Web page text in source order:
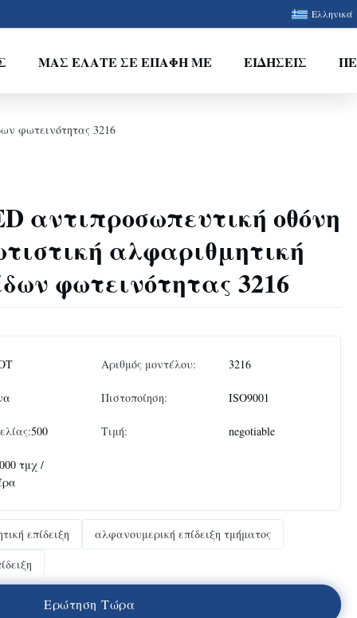
Ελληνικά
ΜΑΣ ΕΛΆΤΕ ΣΕ ΕΠΑΦΉ ΜΕ ΕΙΔΉΣΕΙΣ
φωτεινότητας 3216
αντιπροσωπευτική οθόνη
αλφαριθμητική
φωτεινότητας 3216
Αριθμός μοντέλου: 3216
Πιστοποίηση: ISO9001
500 Τιμή: negotiable
τμχ /
επίδειξη
αλφανουμερική επίδειξη τμήματος
Ερώτηση Τώρα